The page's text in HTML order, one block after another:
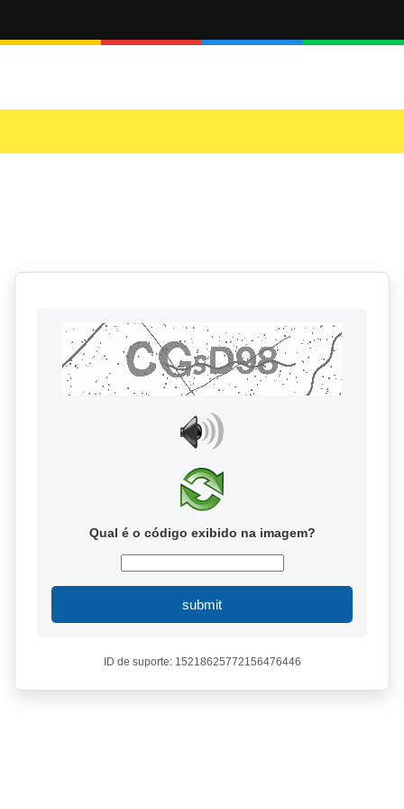
Qual é o código exibido na imagem?
submit
ID de suporte: 15218625772156476446